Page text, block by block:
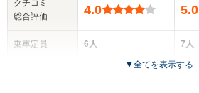
クチコミ
総合評価
乗車定員
4.0
6人
5.0
7人
5ドア
▼全てを表示する